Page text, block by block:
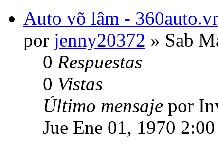
Auto võ lâm -
por jenny20372 » Sab
0 Respuestas
0 Vistas
Último mensaje por
Jue Ene 01, 1970